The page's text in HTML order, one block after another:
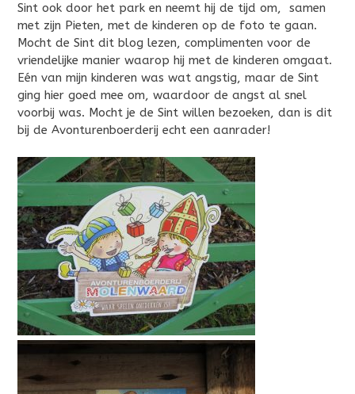
Sint ook door het park en neemt hij de tijd om, samen
met zijn Pieten, met de kinderen op de foto te gaan.
Mocht de Sint dit blog lezen, complimenten voor de
vriendelijke manier waarop hij met de kinderen omgaat.
Eén van mijn kinderen was wat angstig, maar de Sint
ging hier goed mee om, waardoor de angst al snel
voorbij was. Mocht je de Sint willen bezoeken, dan is dit
bij de Avonturenboerderij echt een aanrader!